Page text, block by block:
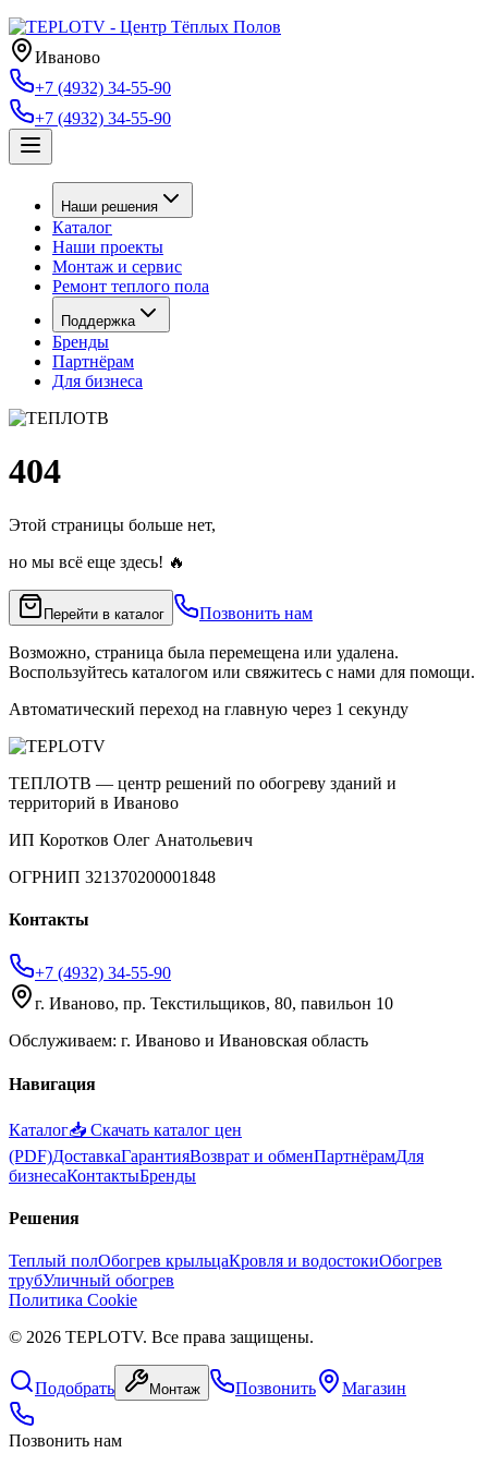
Иваново
+7 (4932) 34-55-90
+7 (4932) 34-55-90
Наши решения
Каталог
Наши проекты
Монтаж и сервис
Ремонт теплого пола
Поддержка
Бренды
Партнёрам
Для бизнеса
404
Этой страницы больше нет,
но мы всё еще здесь! 🔥
Перейти в каталог Позвонить нам
Возможно, страница была перемещена или удалена.
Воспользуйтесь каталогом или свяжитесь с нами для помощи.
Автоматический переход на главную через 1 секунду
ТЕПЛОТВ — центр решений по обогреву зданий и
территорий в Иваново
ИП Коротков Олег Анатольевич
ОГРНИП 321370200001848
Контакты
+7 (4932) 34-55-90
г. Иваново, пр. Текстильщиков, 80, павильон 10
Обслуживаем: г. Иваново и Ивановская область
Навигация
Каталог📥 Скачать каталог цен
(PDF)ДоставкаГарантияВозврат и обменПартнёрамДля
бизнесаКонтактыБренды
Решения
Теплый полОбогрев крыльцаКровля и водостокиОбогрев
трубУличный обогрев
Политика Cookie
© 2026 TEPLOTV. Все права защищены.
Подобрать Монтаж Позвонить Магазин
Позвонить нам